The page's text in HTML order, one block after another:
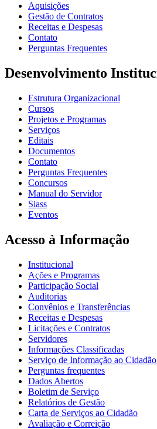
Aquisições
Gestão de Contratos
Receitas e Despesas
Contato
Perguntas Frequentes
Desenvolvimento
Estrutura Organizacional
Cursos
Projetos e Programas
Serviços
Editais
Documentos
Contato
Perguntas Frequentes
Concursos
Manual do Servidor
Siass
Eventos
Acesso à Informação
Institucional
Ações e Programas
Participação Social
Auditorias
Convênios e Transferências
Receitas e Despesas
Licitações e Contratos
Servidores
Informações Classificadas
Serviço de Informação ao
Perguntas frequentes
Dados Abertos
Boletim de Serviço
Relatórios de Gestão
Carta de Serviços ao Cidadão
Avaliação e Correição